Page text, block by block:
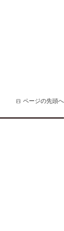
ページの先頭へ